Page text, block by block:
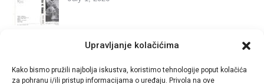
Upravljanje kolačićima
Kako bismo pružili najbolja iskustva, koristimo tehnologije poput kolačića
za pohranu i/ili pristup informacijama o uređaju. Privola na ove
Marija se bori s anđelima